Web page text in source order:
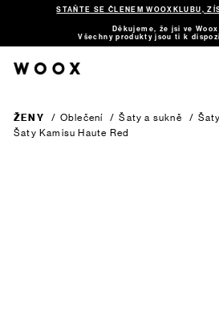
STAŇTE SE ČLENEM WOOXKLUBU,
Děkujeme, že jsi ve
Všechny produkty jsou ti k
ŽENY / Oblečení / Šaty a sukně / Šaty
Šaty Kamisu Haute Red